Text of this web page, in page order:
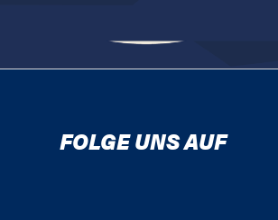
FOLGE UNS AUF